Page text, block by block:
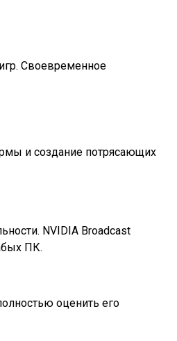
Своевременное
и создание потрясающих
NVIDIA Broadcast
ПК.
оценить его